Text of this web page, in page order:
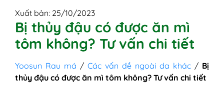
Xuất bản: 25/10/2023
Bị thủy đậu có được ăn mì
tôm không? Tư vấn chi tiết
Yoosun Rau má / Các vấn đề ngoài da khác / Bị
thủy đậu có được ăn mì tôm không? Tư vấn chi tiết